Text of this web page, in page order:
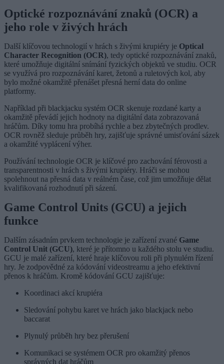
Optické rozpoznávání znaků (OCR) a
jeho role v živých hrách
Další klíčovou technologií v hrách s živými krupiéry je Optical
Character Recognition (OCR), tedy optické rozpoznávání znaků,
které umožňuje digitální snímání fyzických objektů ve studiu. OCR
se využívá pro rozpoznávání karet, žetonů a ruletových kol, aby
bylo možné okamžitě přenášet přesná herní data do online
platformy.
Například při blackjacku systém OCR skenuje rozdané karty a
okamžitě převádí jejich hodnoty na digitální data zobrazovaná
hráčům. Díky tomu hra probíhá rychle a bez zbytečných prodlev.
OCR rovněž sleduje průběh hry, zajišťuje správné umisťování sázek
a okamžité vyplácení výher.
Používání technologie OCR je klíčové pro zachování férovosti a
transparentnosti v hrách s živými krupiéry. Hráči se mohou
spolehnout na přesná data v reálném čase, což jim umožňuje dělat
kvalifikovaná rozhodnutí při sázení.
Game Control Units (GCU) a jejich
funkce
Dalším zásadním prvkem technologie je zařízení zvané Game
Control Unit (GCU), které je přítomno u každého stolu ve studiu.
GCU je malé zařízení, které hraje klíčovou roli při plynulém řízení
hry. Je zodpovědné za kódování videostreamu a jeho efektivní
přenos k hráčům. Kromě kódování GCU zajišťuje:
Koordinaci akcí krupiéra
Sledování pohybu karet ve hrách jako blackjack nebo
baccarat
Plynulý průběh hry bez přerušení
Komunikaci se systémem OCR pro okamžitý přenos
správných dat hráčům